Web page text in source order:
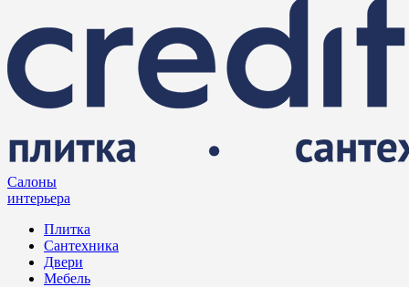
Салоны
интерьера
Плитка
Сантехника
Двери
Мебель